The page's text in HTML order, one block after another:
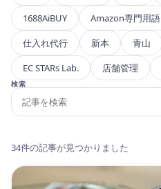
1688AiBUY Amazon専門用語
仕入れ代行
新本 青山
EC STARs Lab. 店舗管理
検索
34件の記事が見つかりました